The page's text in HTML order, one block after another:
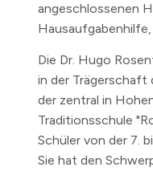
angeschlossenen
Die Dr. Hugo
in der Trägerschaft
der zentral in
Traditionsschule
Schüler von der 7.
Sie hat den